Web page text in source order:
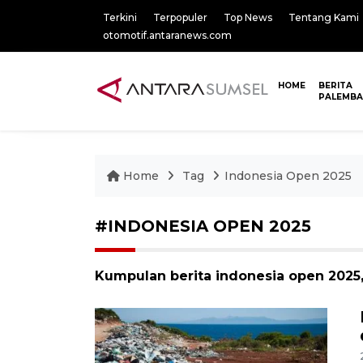
Terkini Terpopuler Top News
Tentang Kami
otomotif.antaranews.com
HOME
BERITA
Home Tag Indonesia Open 2025
#INDONESIA OPEN 2025
Kumpulan berita indonesia open